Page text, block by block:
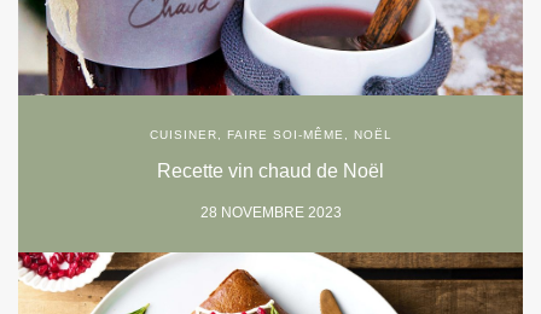
CUISINER FAIRE SOI-MÊME NOËL
Recette vin chaud de Noël
28 NOVEMBRE 2023